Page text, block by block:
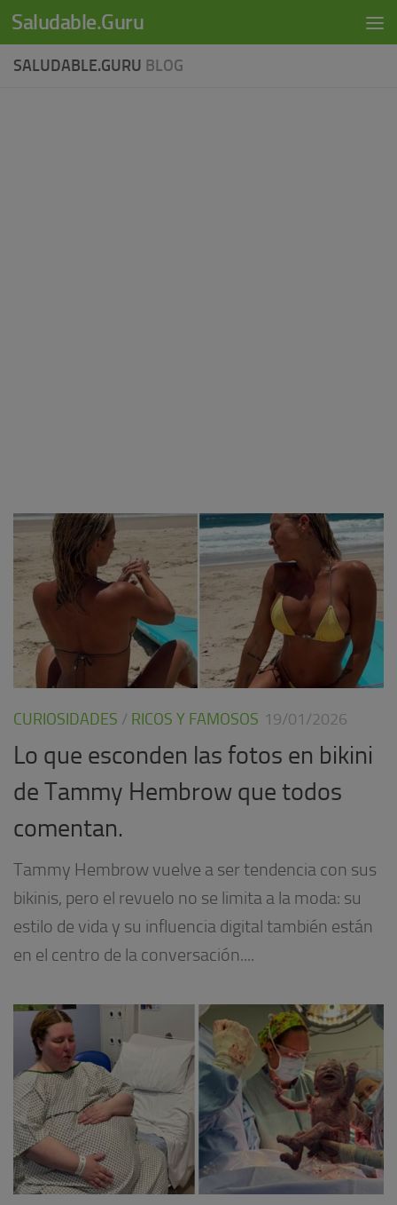
Skip to content
Saludable.Guru
SALUDABLE.GURU BLOG
CURIOSIDADES / RICOS Y FAMOSOS 19/01/2026
Lo que esconden las fotos en bikini
de Tammy Hembrow que todos
comentan.
Tammy Hembrow vuelve a ser tendencia con sus
bikinis, pero el revuelo no se limita a la moda: su
estilo de vida y su influencia digital también están
en el centro de la conversación....